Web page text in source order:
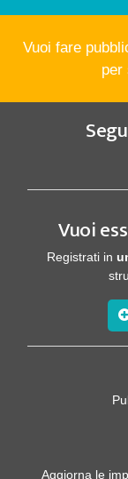
Vuoi fare
per
Vuoi
Registrati in
Aggiorna le